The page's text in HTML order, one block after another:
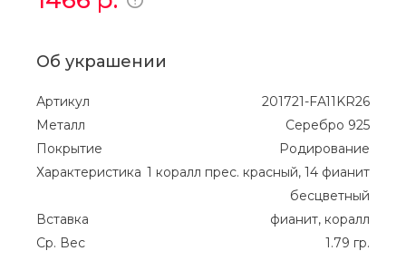
Об украшении
Артикул
201721-FA11KR26
Металл
Серебро 925
Покрытие
Родирование
Характеристика 1 коралл прес. красный, 14 фианит
бесцветный
Вставка
фианит, коралл
Ср. Вес
1.79 гр.